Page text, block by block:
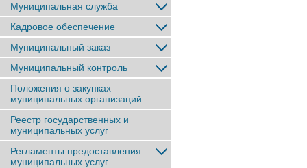
Муниципальная служба
Кадровое обеспечение
Муниципальный заказ
Муниципальный контроль
Положения о закупках
муниципальных организаций
Реестр государственных и
муниципальных услуг
Регламенты предоставления
муниципальных услуг